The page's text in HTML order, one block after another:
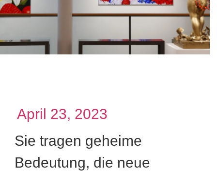
April 23, 2023
Sie tragen geheime
Bedeutung, die neue